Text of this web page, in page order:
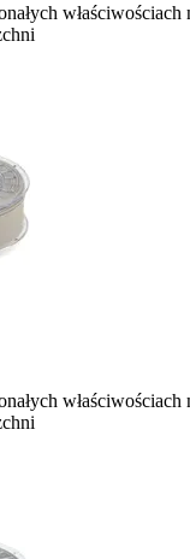
właściwościach
właściwościach